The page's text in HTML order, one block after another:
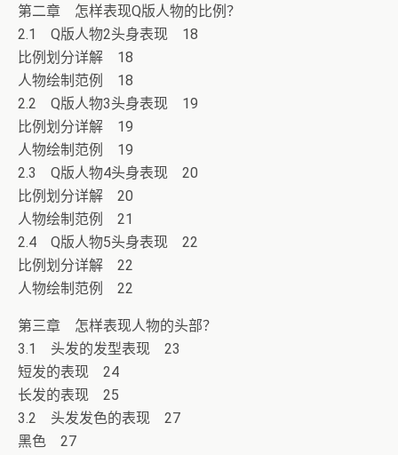
第二章 怎样表现Q版人物的比例？
2.1 Q版人物2头身表现 18
比例划分详解 18
人物绘制范例 18
2.2 Q版人物3头身表现 19
比例划分详解 19
人物绘制范例 19
2.3 Q版人物4头身表现 20
比例划分详解 20
人物绘制范例 21
2.4 Q版人物5头身表现 22
比例划分详解 22
人物绘制范例 22
第三章 怎样表现人物的头部？
3.1 头发的发型表现 23
短发的表现 24
长发的表现 25
3.2 头发发色的表现 27
黑色 27